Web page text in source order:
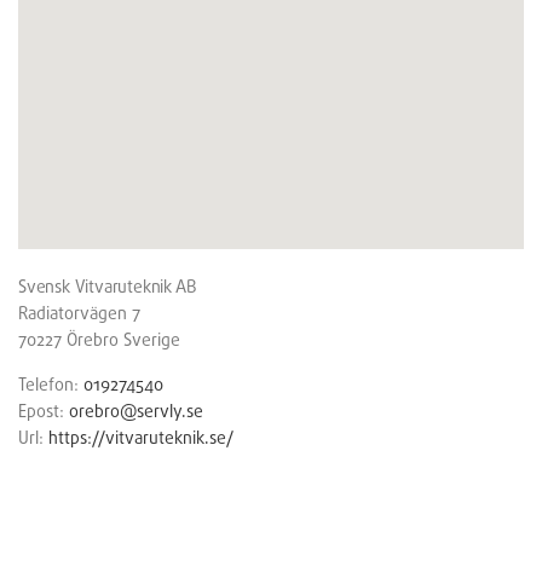
Svensk Vitvaruteknik AB
Radiatorvägen 7
70227 Örebro Sverige
Telefon: 019274540
Epost: orebro@servly.se
Url: https://vitvaruteknik.se/